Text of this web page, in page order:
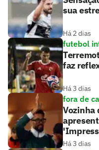
sua
Há 2 dias
futebol
faz
Há 3 dias
fora de
Vozinha
Há 3 dias